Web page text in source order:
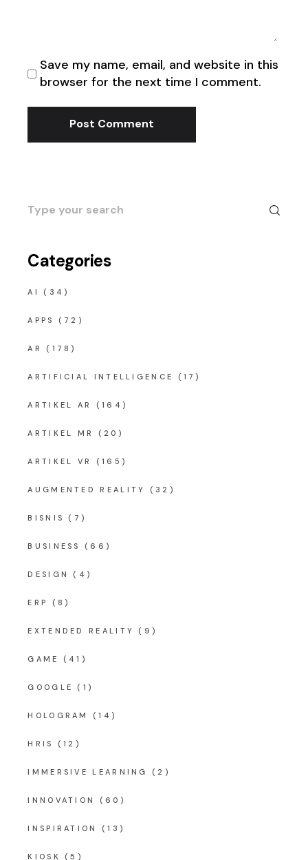
Save my name, email, and website in this
browser for the next time I comment.
Post Comment
Search
for:
Categories
AI (34)
APPS (72)
AR (178)
ARTIFICIAL INTELLIGENCE (17)
ARTIKEL AR (164)
ARTIKEL MR (20)
ARTIKEL VR (165)
AUGMENTED REALITY (32)
BISNIS (7)
BUSINESS (66)
DESIGN (4)
ERP (8)
EXTENDED REALITY (9)
GAME (41)
GOOGLE (1)
HOLOGRAM (14)
HRIS (12)
IMMERSIVE LEARNING (2)
INNOVATION (60)
INSPIRATION (13)
KIOSK (5)